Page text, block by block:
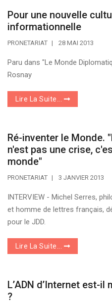
Pour une nouvelle
informationnelle
PRONETARIAT 28 MAI 2013
Paru dans "Le Monde
Rosnay
Lire La Suite...
Ré-inventer le Monde.
n'est pas une crise,
monde"
PRONETARIAT 3 JANVIER 2013
INTERVIEW - Michel Serres,
et homme de lettres français,
pour le JDD.
Lire La Suite...
L’ADN d’Internet est-
?